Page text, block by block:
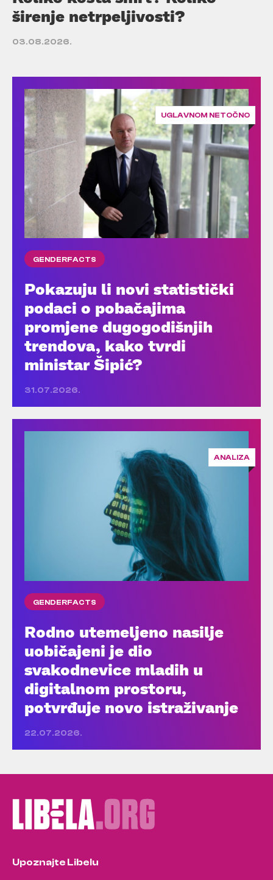
širenje netrpeljivosti?
03.08.2026.
UGLAVNOM NETOČNO
GENDERFACTS
Pokazuju li novi statistički
podaci o pobačajima
promjene dugogodišnjih
trendova, kako tvrdi
ministar Šipić?
31.07.2026.
ANALIZA
GENDERFACTS
Rodno utemeljeno nasilje
uobičajeni je dio
svakodnevice mladih u
digitalnom prostoru,
potvrđuje novo istraživanje
22.07.2026.
Upoznajte Libelu